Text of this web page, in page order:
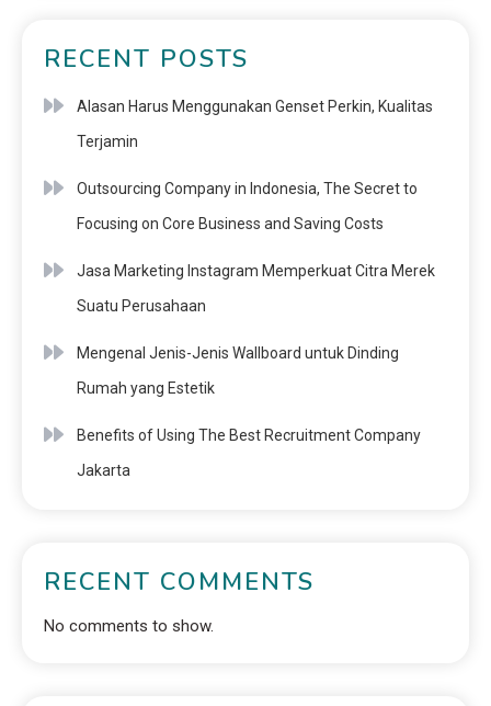
RECENT POSTS
Alasan Harus Menggunakan Genset Perkin, Kualitas
Terjamin
Outsourcing Company in Indonesia, The Secret to
Focusing on Core Business and Saving Costs
Jasa Marketing Instagram Memperkuat Citra Merek
Suatu Perusahaan
Mengenal Jenis-Jenis Wallboard untuk Dinding
Rumah yang Estetik
Benefits of Using The Best Recruitment Company
Jakarta
RECENT COMMENTS
No comments to show.